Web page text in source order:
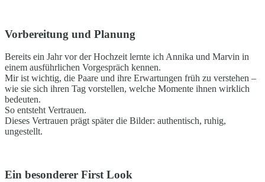
Vorbereitung und Planung
Bereits ein Jahr vor der Hochzeit lernte ich Annika und Marvin in
einem ausführlichen Vorgespräch kennen.
Mir ist wichtig, die Paare und ihre Erwartungen früh zu verstehen –
wie sie sich ihren Tag vorstellen, welche Momente ihnen wirklich
bedeuten.
So entsteht Vertrauen.
Dieses Vertrauen prägt später die Bilder: authentisch, ruhig,
ungestellt.
Ein besonderer First Look